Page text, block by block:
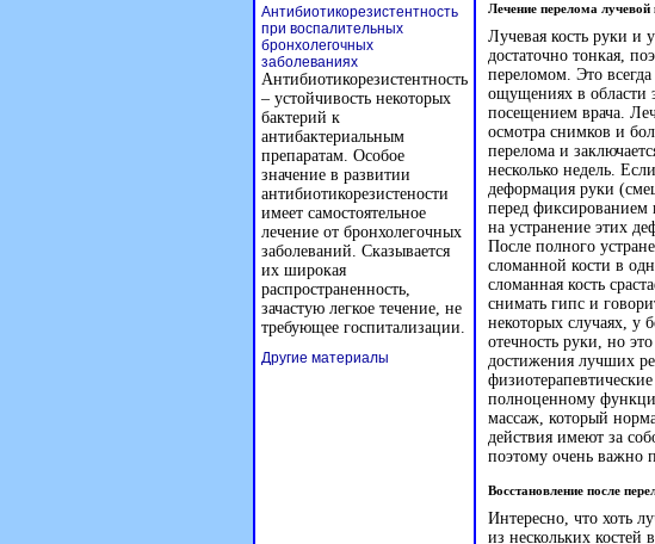
Лечение перелома лучевой
Лучевая кость руки и
достаточно тонкая,
переломом. Это
ощущениях в области
посещением врача.
осмотра снимков и
перелома и
несколько недель.
деформация руки
перед фиксированием
на устранение этих
После полного
сломанной кости в
сломанная кость
снимать гипс и
некоторых случаях, у
отечность руки, но
достижения лучших
полноценному
массаж, который
действия имеют за
поэтому очень важно
Восстановление после
Интересно, что хоть
из нескольких костей
Антибиотикорезистентность
при воспалительных
бронхолегочных
заболеваниях
Антибиотикорезистентность
– устойчивость некоторых
бактерий к
антибактериальным
препаратам. Особое
значение в развитии
антибиотикорезистености
имеет самостоятельное
лечение от бронхолегочных
заболеваний. Сказывается
их широкая
распространенность,
зачастую легкое течение, не
требующее госпитализации.
Другие материалы